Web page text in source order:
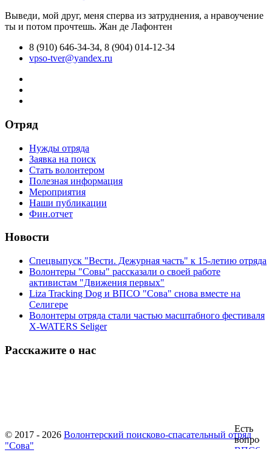
Выведи, мой друг, меня сперва из затруднения, а нравоучение
ты и потом прочтешь. Жан де Лафонтен
8 (910) 646-34-34, 8 (904) 014-12-34
vpso-tver@yandex.ru
Отряд
Нужды отряда
Заявка на поиск
Стать волонтером
Полезная информация
Мероприятия
Наши публикации
Фин.отчет
Новости
Спецвыпуск "Вести. Дежурная часть" к 15-летию отряда
Волонтеры "Совы" рассказали о своей работе
активистам "Движения первых"
Liza Tracking Dog и ВПСО "Сова" снова вместе на
Селигере
Волонтеры отряда стали частью масштабного фестиваля
X-WATERS Seliger
Расскажите о нас
© 2017 - 2026 Волонтерский поисково-спасательный отряд
"Сова"